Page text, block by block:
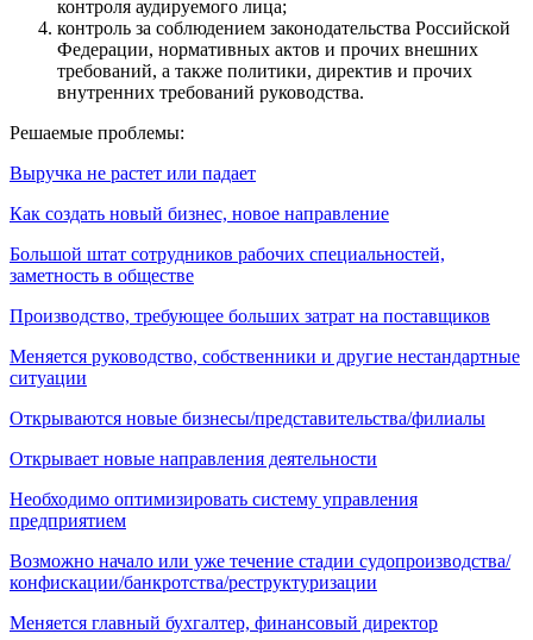
контроля аудируемого лица;
контроль за соблюдением законодательства Российской
Федерации, нормативных актов и прочих внешних
требований, а также политики, директив и прочих
внутренних требований руководства.
Решаемые проблемы:
Выручка не растет или падает
Как создать новый бизнес, новое направление
Большой штат сотрудников рабочих специальностей,
заметность в обществе
Производство, требующее больших затрат на поставщиков
Меняется руководство, собственники и другие нестандартные
ситуации
Открываются новые бизнесы/представительства/филиалы
Открывает новые направления деятельности
Необходимо оптимизировать систему управления
предприятием
Возможно начало или уже течение стадии судопроизводства/
конфискации/банкротства/реструктуризации
Меняется главный бухгалтер, финансовый директор